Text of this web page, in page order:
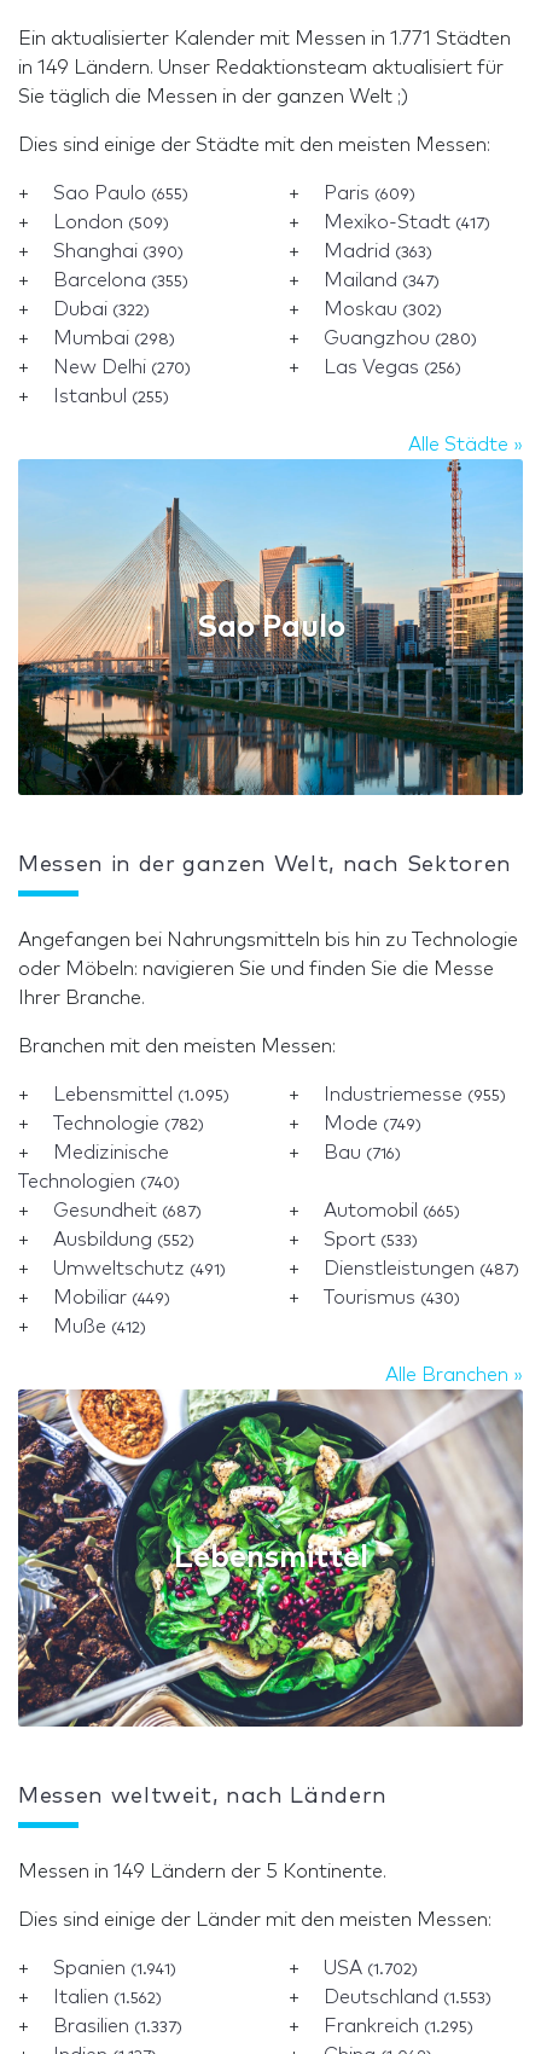
Ein aktualisierter Kalender mit Messen in 1.771 Städten
in 149 Ländern. Unser Redaktionsteam aktualisiert für
Sie täglich die Messen in der ganzen Welt ;)
Dies sind einige der Städte mit den meisten Messen:
Sao Paulo (655) Paris (609)
London (509) Mexiko-Stadt (417)
Shanghai (390) Madrid (363)
Barcelona (355) Mailand (347)
Dubai (322) Moskau (302)
Mumbai (298) Guangzhou (280)
New Delhi (270) Las Vegas (256)
Istanbul (255)
Alle Städte »
Sao Paulo
Messen in der ganzen Welt, nach Sektoren
Angefangen bei Nahrungsmitteln bis hin zu Technologie
oder Möbeln: navigieren Sie und finden Sie die Messe
Ihrer Branche.
Branchen mit den meisten Messen:
Lebensmittel (1.095) Industriemesse (955)
Technologie (782) Mode (749)
Medizinische
Technologien (740)
Bau (716)
Gesundheit (687) Automobil (665)
Ausbildung (552) Sport (533)
Umweltschutz (491) Dienstleistungen (487)
Mobiliar (449) Tourismus (430)
Muße (412)
Alle Branchen »
Lebensmittel
Messen weltweit, nach Ländern
Messen in 149 Ländern der 5 Kontinente.
Dies sind einige der Länder mit den meisten Messen:
Spanien (1.941) USA (1.702)
Italien (1.562) Deutschland (1.553)
Brasilien (1.337) Frankreich (1.295)